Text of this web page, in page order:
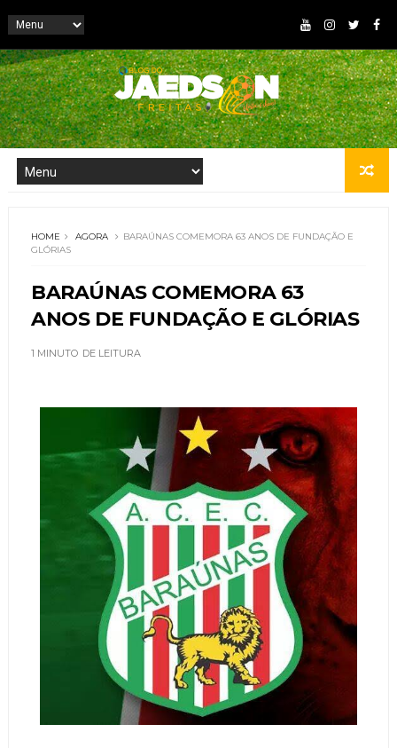
HOME AGORA
BARAÚNAS COMEMORA 63 ANOS DE FUNDAÇÃO E
GLÓRIAS
BARAÚNAS COMEMORA 63
ANOS DE FUNDAÇÃO E GLÓRIAS
1 MINUTO DE LEITURA